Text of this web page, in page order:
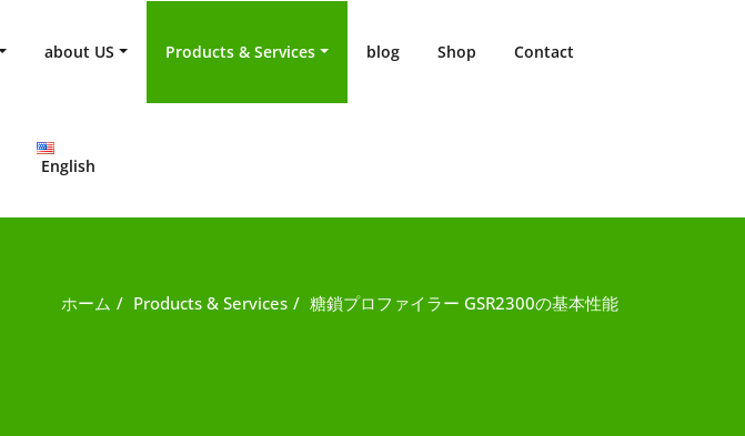
about US Products & Services blog Shop Contact
English
ホーム Products & Services 糖鎖プロファイラー GSR2300の基本性能